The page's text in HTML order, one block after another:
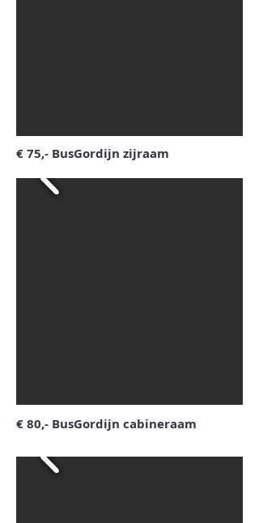
€ 75,- BusGordijn zijraam
€ 80,- BusGordijn cabineraam